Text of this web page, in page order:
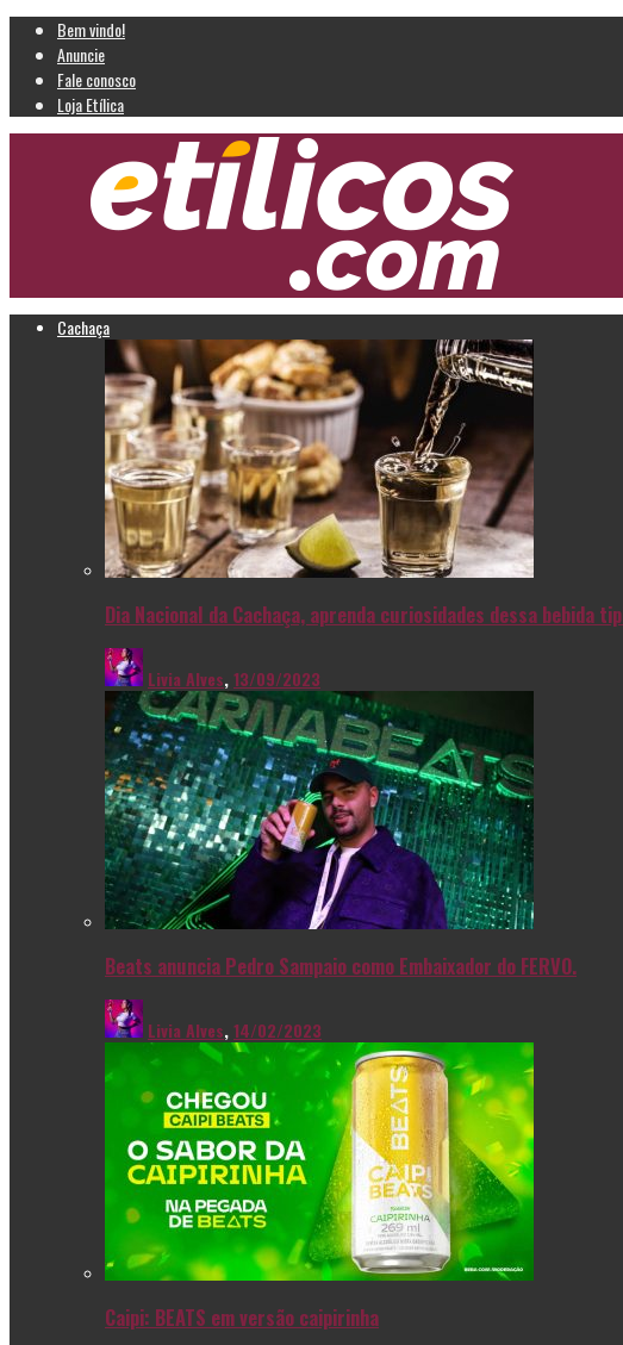
Bem vindo!
Anuncie
Fale conosco
Loja Etílica
Cachaça
Dia Nacional da Cachaça, aprenda curiosidades dessa bebida
Livia Alves,13/09/2023
Beats anuncia Pedro Sampaio como Embaixador do FERVO.
Livia Alves,14/02/2023
Caipi: BEATS em versão caipirinha